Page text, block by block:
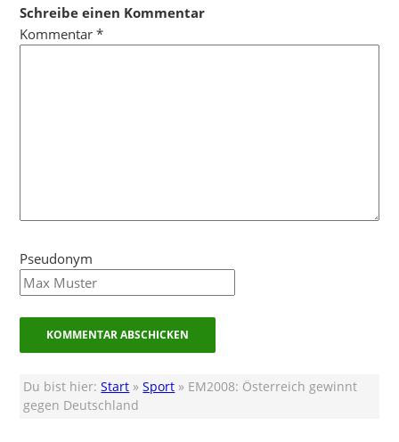
Schreibe einen Kommentar
Kommentar*
Pseudonym
Du bist hier:Start »Sport » EM2008: Österreich gewinnt
gegen Deutschland